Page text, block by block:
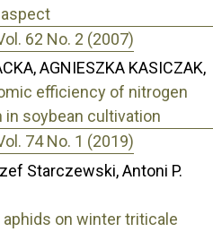
62 No. 2 (2007)
AGNIESZKA KASICZAK,
efficiency of nitrogen
soybean cultivation
74 No. 1 (2019)
Starczewski, Antoni P.
on winter triticale